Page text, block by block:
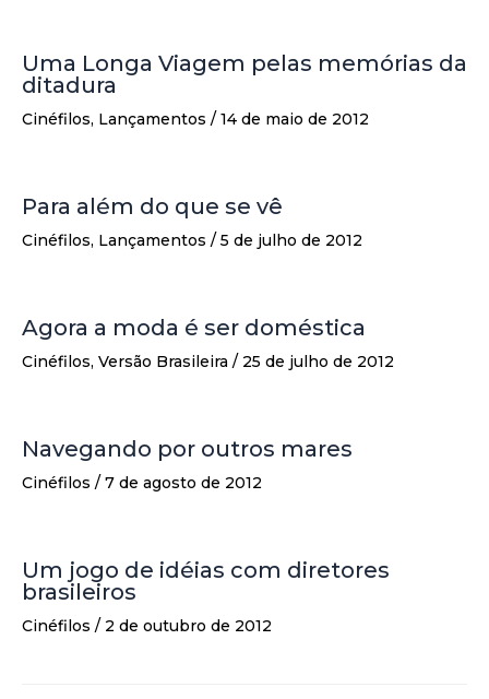
Uma Longa Viagem pelas memórias da
ditadura
Cinéfilos, Lançamentos / 14 de maio de 2012
Para além do que se vê
Cinéfilos, Lançamentos / 5 de julho de 2012
Agora a moda é ser doméstica
Cinéfilos, Versão Brasileira / 25 de julho de 2012
Navegando por outros mares
Cinéfilos / 7 de agosto de 2012
Um jogo de idéias com diretores
brasileiros
Cinéfilos / 2 de outubro de 2012